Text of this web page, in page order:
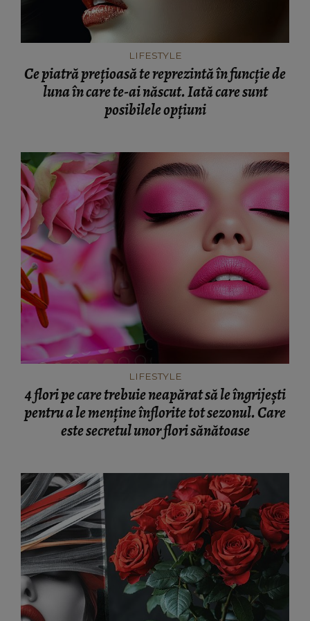
LIFESTYLE
Ce piatră prețioasă te reprezintă în funcție de
luna în care te-ai născut. Iată care sunt
posibilele opțiuni
LIFESTYLE
4 flori pe care trebuie neapărat să le îngrijești
pentru a le menține înflorite tot sezonul. Care
este secretul unor flori sănătoase